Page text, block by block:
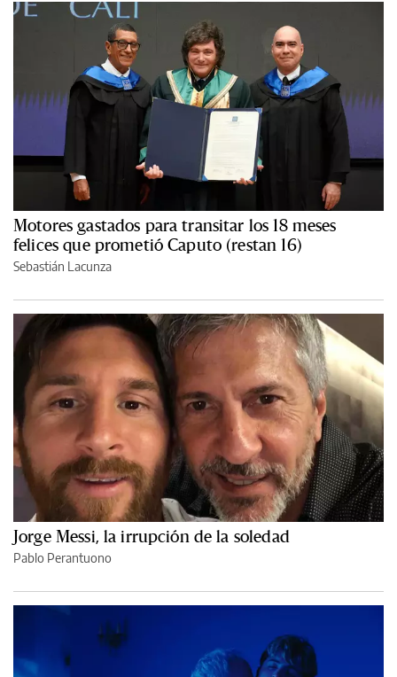
Motores gastados para transitar los 18 meses
felices que prometió Caputo (restan 16)
Sebastián Lacunza
Jorge Messi, la irrupción de la soledad
Pablo Perantuono